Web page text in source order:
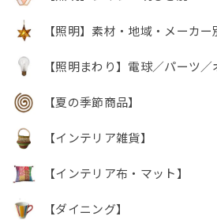
【照明】素材・地域・メーカー
【照明まわり】電球／パーツ
【夏の季節商品】
【インテリア雑貨】
【インテリア布・マット】
【ダイニング】